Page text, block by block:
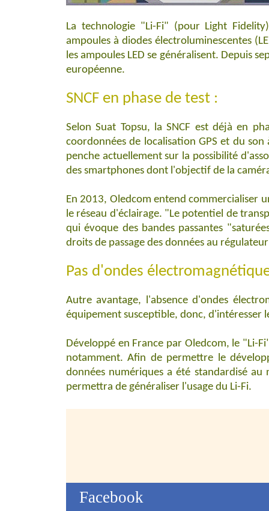
La technologie "Li-Fi" (pour Light
ampoules à diodes électroluminescentes
les ampoules LED se généralisent. Depuis
européenne.
SNCF en phase de test :
Selon Suat Topsu, la SNCF est déjà en
coordonnées de localisation GPS et du
penche actuellement sur la possibilité
des smartphones dont l'objectif de la
En 2013, Oledcom entend commercialiser
le réseau d'éclairage. "Le potentiel de
qui évoque des bandes passantes
droits de passage des données au
Pas d'ondes
Autre avantage, l'absence d'ondes
équipement susceptible, donc, d'intéresser
Développé en France par Oledcom, le "Li-
notamment. Afin de permettre le
données numériques a été standardisé
permettra de généraliser l'usage du Li-Fi.
Facebook